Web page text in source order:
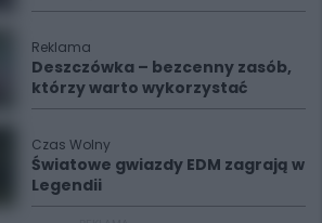
Reklama
Deszczówka – bezcenny zasób,
którzy warto wykorzystać
Czas Wolny
Światowe gwiazdy EDM zagrają w
Legendii